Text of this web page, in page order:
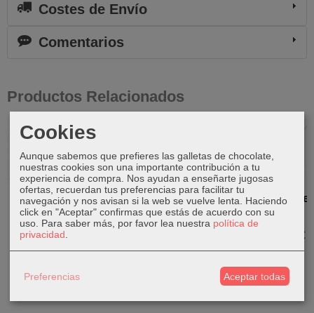
Costes de Envío
Comentarios
Productos Relacionados
Mascara de
Buda con
base
36,00 €
Máscara de
Rangda
pintada
30,00 €
Mascara de
Rangda
Mascara de
Rangda
245,00 €
Cookies
Aunque sabemos que prefieres las galletas de chocolate,
nuestras cookies son una importante contribución a tu
experiencia de compra. Nos ayudan a enseñarte jugosas
ofertas, recuerdan tus preferencias para facilitar tu
navegación y nos avisan si la web se vuelve lenta. Haciendo
click en "Aceptar" confirmas que estás de acuerdo con su
uso. Para saber más, por favor lea nuestra política de
privacidad
Preferencias Aceptar todas